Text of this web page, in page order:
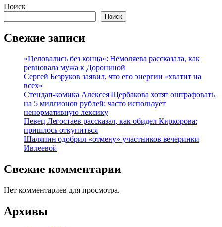
Поиск
Поиск
Свежие записи
«Целовались без конца»: Немоляева рассказала, как
ревновала мужа к Дорониной
Сергей Безруков заявил, что его энергии «хватит на
всех»
Стендап-комика Алексея Щербакова хотят оштрафовать
на 5 миллионов рублей: часто использует
ненормативную лексику
Певец Легостаев рассказал, как обидел Киркорова:
пришлось откупиться
Шаляпин одобрил «отмену» участников вечеринки
Ивлеевой
Свежие комментарии
Нет комментариев для просмотра.
Архивы